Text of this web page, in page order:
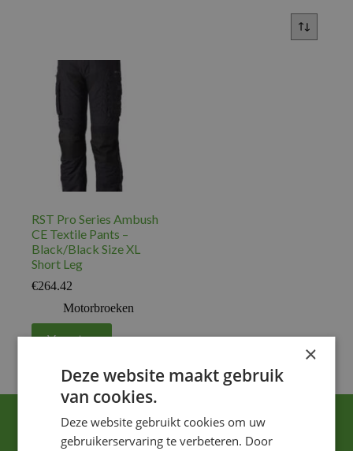
RST Pro Series Ambush
CE Textile Pants –
Black/Black Size XL
Short Leg
€264.42
Motorbroeken
Voeg toe
×
Deze website maakt gebruik
van cookies.
Deze website gebruikt cookies om uw
gebruikerservaring te verbeteren. Door